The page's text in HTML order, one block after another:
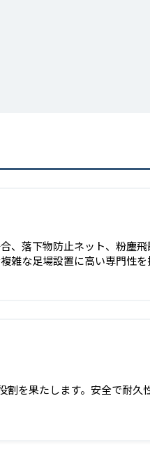
、落下物防止ネット、粉塵
な足場設置に高い専門性を
を果たします。安全で耐